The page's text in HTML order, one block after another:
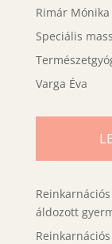
Rimár Mónika
Speciális
Varga Éva
áldozott